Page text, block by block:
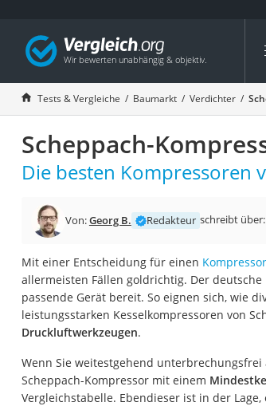
Tests & Vergleiche Baumarkt Verdichter
Scheppach-
Die besten Kompressoren
Von:Georg B. Redakteur schreibt über:
Mit einer Entscheidung für einen Kompressor
allermeisten Fällen goldrichtig. Der
passende Gerät bereit. So eignen sich, wie
leistungsstarken Kesselkompressoren von
Druckluftwerkzeugen.
Wenn Sie weitestgehend
Scheppach-Kompressor mit einem
Vergleichstabelle. Ebendieser ist in der Lage,